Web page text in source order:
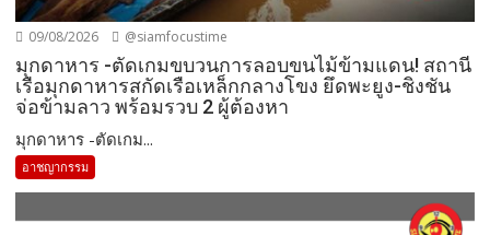
09/08/2026 @siamfocustime
มุกดาหาร -ตัดเกมขบวนการลอบขนไม้ข้ามแดน! สถานี
เรือมุกดาหารสกัดเรือเหล็กกลางโขง ยึดพะยูง-ชิงชัน
จ่อข้ามลาว พร้อมรวบ 2 ผู้ต้องหา
มุกดาหาร -ตัดเกม...
อาชญากรรม